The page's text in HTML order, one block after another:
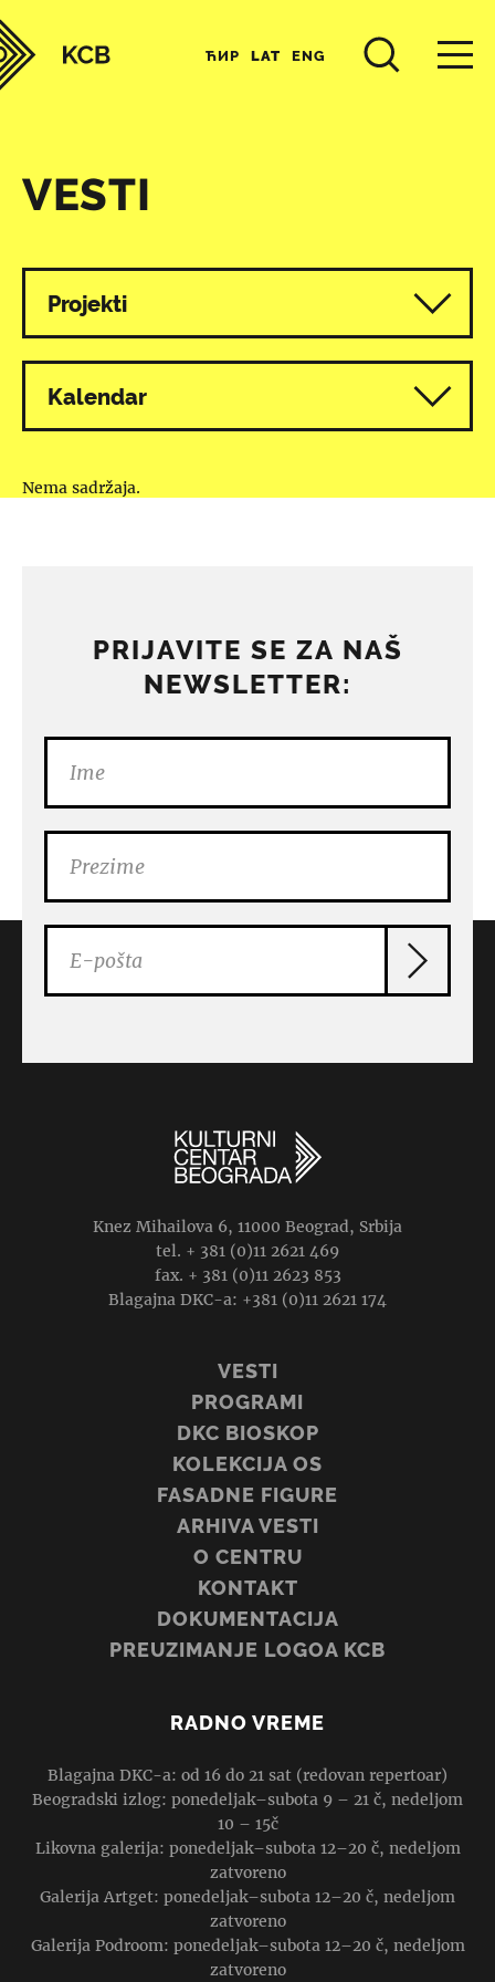
ЋИР LAT ENG
VESTI
Svi programi
Projekti
Kalendar
Nema sadržaja.
PRIJAVITE SE ZA NAŠ
NEWSLETTER:
Knez Mihailova 6, 11000 Beograd, Srbija
tel. + 381 (0)11 2621 469
fax. + 381 (0)11 2623 853
Blagajna DKC-a: +381 (0)11 2621 174
VESTI
PROGRAMI
DKC BIOSKOP
KOLEKCIJA OS
FASADNE FIGURE
ARHIVA VESTI
O CENTRU
KONTAKT
DOKUMENTACIJA
PREUZIMANJE LOGOA KCB
RADNO VREME
Blagajna DKC-a: od 16 do 21 sat (redovan repertoar)
Beogradski izlog: ponedeljak–subota 9 – 21 č, nedeljom
10 – 15č
Likovna galerija: ponedeljak–subota 12–20 č, nedeljom
zatvoreno
Galerija Artget: ponedeljak–subota 12–20 č, nedeljom
zatvoreno
Galerija Podroom: ponedeljak–subota 12–20 č, nedeljom
zatvoreno